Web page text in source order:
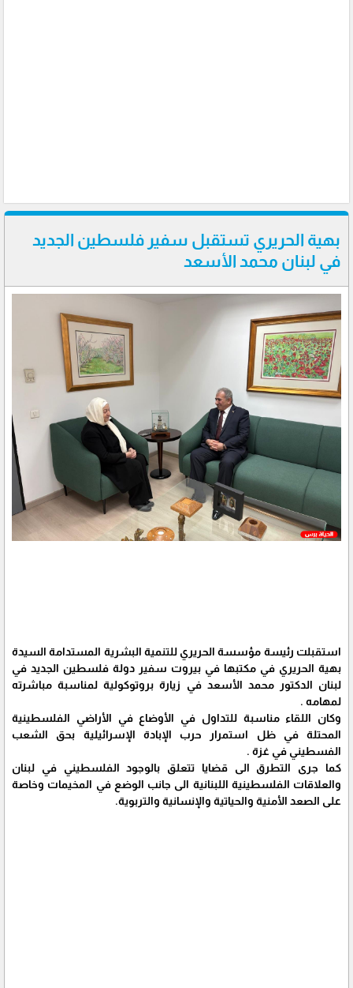
بهية الحريري تستقبل سفير فلسطين الجديد
في لبنان محمد الأسعد
استقبلت رئيسة مؤسسة الحريري للتنمية البشرية المستدامة السيدة
بهية الحريري في مكتبها في بيروت سفير دولة فلسطين الجديد في
لبنان الدكتور محمد الأسعد في زيارة بروتوكولية لمناسبة مباشرته
لمهامه .
وكان اللقاء مناسبة للتداول في الأوضاع في الأراضي الفلسطينية
المحتلة في ظل استمرار حرب الإبادة الإسرائيلية بحق الشعب
الفسطيني في غزة .
كما جرى التطرق الى قضايا تتعلق بالوجود الفلسطيني في لبنان
والعلاقات الفلسطينية اللبنانية الى جانب الوضع في المخيمات وخاصة
على الصعد الأمنية والحياتية والإنسانية والتربوية.